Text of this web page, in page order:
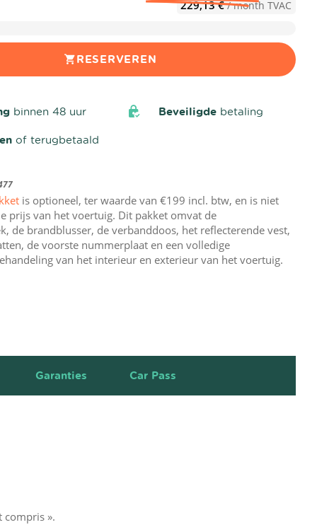
229,13 €/ month TVAC
RESERVEREN
binnen 48 uur Beveiligdebetaling
of terugbetaald
is optioneel, ter waarde van €199 incl. btw, en is niet
prijs van het voertuig. Dit pakket omvat de
de brandblusser, de verbanddoos, het reflecterende vest,
de voorste nummerplaat en een volledige
van het interieur en exterieur van het voertuig.
Garanties Car Pass
compris ».